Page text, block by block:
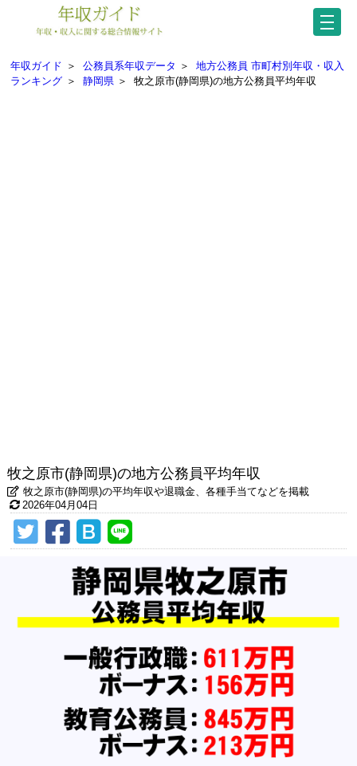
年収ガイド ＞ 公務員系年収データ ＞
地方公務員 市町村別年収・収入
ランキング ＞ 静岡県 ＞ 牧之原市(静岡県)の地方公務員平均年収
牧之原市(静岡県)の地方公務員平均年収
牧之原市(静岡県)の平均年収や退職金、各種手当てなどを掲載
2026年04月04日